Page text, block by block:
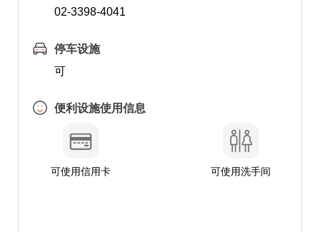
02-3398-4041
停车设施
可
便利设施使用信息
可使用信用卡 可使用洗手间